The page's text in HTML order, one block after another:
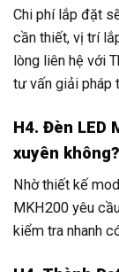
Chi phí lắp đặt
cần thiết, vị trí
lòng liên hệ với
tư vấn giải pháp
H4. Đèn LED
xuyên không?
Nhờ thiết kế
MKH200 yêu
kiểm tra nhanh